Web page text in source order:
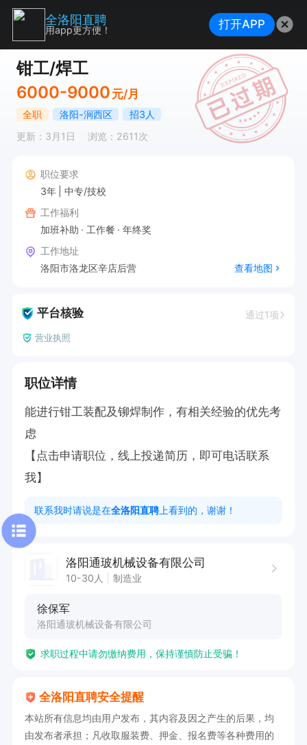
钳工/焊工
6000-9000 元/月
全职 洛阳-涧西区
招3人
更新：3月1日
浏览：2611次
职位要求
3年
中专/技校
工作福利
加班补助
工作餐
年终奖
工作地址
洛阳市洛龙区辛店后营
查看地图
平台核验 通过1项
营业执照
职位详情
能进行钳工装配及铆焊制作，有相关经验的优先考
虑
【点击申请职位，线上投递简历，即可电话联系
我】
联系我时请说是在全洛阳直聘 上看到的，谢谢！
洛阳通玻机械设备有限公司
10-30人 制造业
徐保军
洛阳通玻机械设备有限公司
求职过程中请勿缴纳费用，保持谨慎防止受骗！
全洛阳直聘安全提醒
本站所有信息均由用户发布，其内容及因之产生的后果，均
由发布者承担；凡收取服装费、押金、报名费等各种费用的
全洛阳直聘
用app更方便！ 打开APP